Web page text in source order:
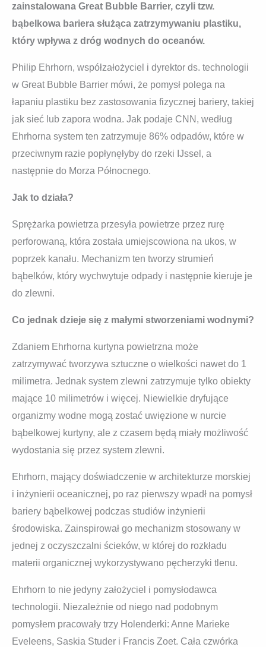
zainstalowana Great Bubble Barrier, czyli tzw.
bąbelkowa bariera służąca zatrzymywaniu plastiku,
który wpływa z dróg wodnych do oceanów.
Philip Ehrhorn, współzałożyciel i dyrektor ds. technologii
w Great Bubble Barrier mówi, że pomysł polega na
łapaniu plastiku bez zastosowania fizycznej bariery, takiej
jak sieć lub zapora wodna. Jak podaje CNN, według
Ehrhorna system ten zatrzymuje 86% odpadów, które w
przeciwnym razie popłynęłyby do rzeki IJssel, a
następnie do Morza Północnego.
Jak to działa?
Sprężarka powietrza przesyła powietrze przez rurę
perforowaną, która została umiejscowiona na ukos, w
poprzek kanału. Mechanizm ten tworzy strumień
bąbelków, który wychwytuje odpady i następnie kieruje je
do zlewni.
Co jednak dzieje się z małymi stworzeniami wodnymi?
Zdaniem Ehrhorna kurtyna powietrzna może
zatrzymywać tworzywa sztuczne o wielkości nawet do 1
milimetra. Jednak system zlewni zatrzymuje tylko obiekty
mające 10 milimetrów i więcej. Niewielkie dryfujące
organizmy wodne mogą zostać uwięzione w nurcie
bąbelkowej kurtyny, ale z czasem będą miały możliwość
wydostania się przez system zlewni.
Ehrhorn, mający doświadczenie w architekturze morskiej
i inżynierii oceanicznej, po raz pierwszy wpadł na pomysł
bariery bąbelkowej podczas studiów inżynierii
środowiska. Zainspirował go mechanizm stosowany w
jednej z oczyszczalni ścieków, w której do rozkładu
materii organicznej wykorzystywano pęcherzyki tlenu.
Ehrhorn to nie jedyny założyciel i pomysłodawca
technologii. Niezależnie od niego nad podobnym
pomysłem pracowały trzy Holenderki: Anne Marieke
Eveleens, Saskia Studer i Francis Zoet. Cała czwórka